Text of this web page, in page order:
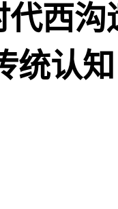
代西
统认知